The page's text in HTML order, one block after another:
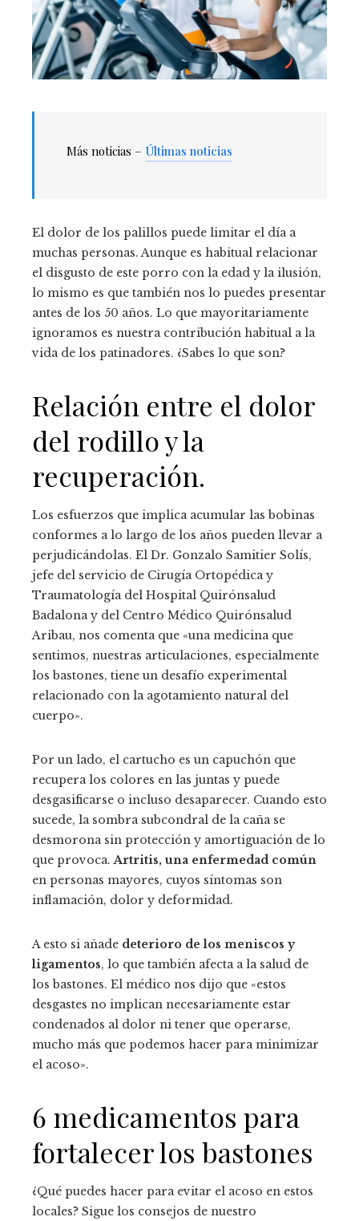
Más noticias – Últimas noticias
El dolor de los palillos puede limitar el día a
muchas personas. Aunque es habitual relacionar
el disgusto de este porro con la edad y la ilusión,
lo mismo es que también nos lo puedes presentar
antes de los 50 años. Lo que mayoritariamente
ignoramos es nuestra contribución habitual a la
vida de los patinadores. ¿Sabes lo que son?
Relación entre el dolor
del rodillo y la
recuperación.
Los esfuerzos que implica acumular las bobinas
conformes a lo largo de los años pueden llevar a
perjudicándolas. El Dr. Gonzalo Samitier Solís,
jefe del servicio de Cirugía Ortopédica y
Traumatología del Hospital Quirónsalud
Badalona y del Centro Médico Quirónsalud
Aribau, nos comenta que «una medicina que
sentimos, nuestras articulaciones, especialmente
los bastones, tiene un desafío experimental
relacionado con la agotamiento natural del
cuerpo».
Por un lado, el cartucho es un capuchón que
recupera los colores en las juntas y puede
desgasificarse o incluso desaparecer. Cuando esto
sucede, la sombra subcondral de la caña se
desmorona sin protección y amortiguación de lo
que provoca.Artritis, una enfermedad común
en personas mayores, cuyos síntomas son
inflamación, dolor y deformidad.
A esto si añade deterioro de los meniscos y
ligamentos, lo que también afecta a la salud de
los bastones. El médico nos dijo que «estos
desgastes no implican necesariamente estar
condenados al dolor ni tener que operarse,
mucho más que podemos hacer para minimizar
el acoso».
6 medicamentos para
fortalecer los bastones
¿Qué puedes hacer para evitar el acoso en estos
locales? Sigue los consejos de nuestro